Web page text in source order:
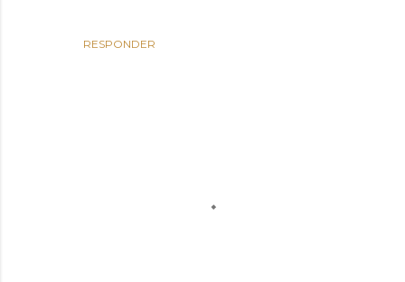
RESPONDER